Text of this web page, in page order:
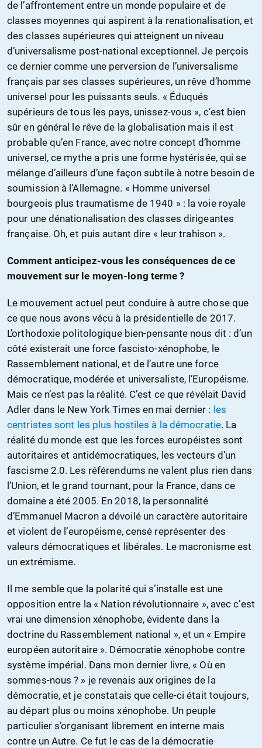
de l’affrontement entre un monde populaire et de
classes moyennes qui aspirent à la renationalisation, et
des classes supérieures qui atteignent un niveau
d’universalisme post-national exceptionnel. Je perçois
ce dernier comme une perversion de l’universalisme
français par ses classes supérieures, un rêve d’homme
universel pour les puissants seuls. « Éduqués
supérieurs de tous les pays, unissez-vous », c’est bien
sûr en général le rêve de la globalisation mais il est
probable qu’en France, avec notre concept d’homme
universel, ce mythe a pris une forme hystérisée, qui se
mélange d’ailleurs d’une façon subtile à notre besoin de
soumission à l’Allemagne. « Homme universel
bourgeois plus traumatisme de 1940 » : la voie royale
pour une dénationalisation des classes dirigeantes
française. Oh, et puis autant dire « leur trahison ».
Comment anticipez-vous les conséquences de ce
mouvement sur le moyen-long terme ?
Le mouvement actuel peut conduire à autre chose que
ce que nous avons vécu à la présidentielle de 2017.
L’orthodoxie politologique bien-pensante nous dit : d’un
côté existerait une force fascisto-xénophobe, le
Rassemblement national, et de l’autre une force
démocratique, modérée et universaliste, l’Européisme.
Mais ce n’est pas la réalité. C’est ce que révélait David
Adler dans le New York Times en mai dernier : les
centristes sont les plus hostiles à la démocratie. La
réalité du monde est que les forces européistes sont
autoritaires et antidémocratiques, les vecteurs d’un
fascisme 2.0. Les référendums ne valent plus rien dans
l’Union, et le grand tournant, pour la France, dans ce
domaine a été 2005. En 2018, la personnalité
d’Emmanuel Macron a dévoilé un caractère autoritaire
et violent de l’européisme, censé représenter des
valeurs démocratiques et libérales. Le macronisme est
un extrémisme.
Il me semble que la polarité qui s’installe est une
opposition entre la « Nation révolutionnaire », avec c’est
vrai une dimension xénophobe, évidente dans la
doctrine du Rassemblement national », et un « Empire
européen autoritaire ». Démocratie xénophobe contre
système impérial. Dans mon dernier livre, « Où en
sommes-nous ? » je revenais aux origines de la
démocratie, et je constatais que celle-ci était toujours,
au départ plus ou moins xénophobe. Un peuple
particulier s’organisant librement en interne mais
contre un Autre. Ce fut le cas de la démocratie